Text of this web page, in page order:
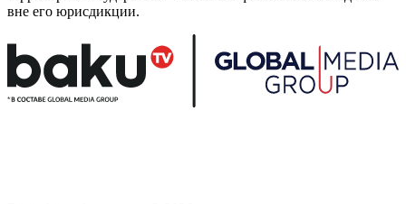
вне его юрисдикции.